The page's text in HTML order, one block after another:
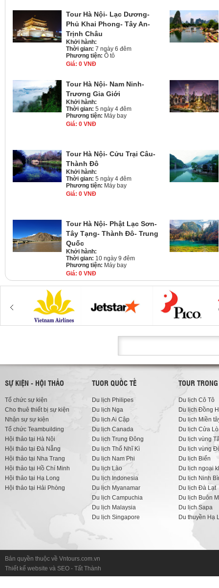
Tour Hà Nội- Lạc Dương-
Phủ Khai Phong- Tây An-
Trịnh Châu
Khởi hành:
Thời gian: 7 ngày 6 đêm
Phương tiện: Ô tô
Giá: 0 VNĐ
Tour Hà Nội- Nam Ninh-
Trương Gia Giới
Khởi hành:
Thời gian: 5 ngày 4 đêm
Phương tiện: Máy bay
Giá: 0 VNĐ
Tour Hà Nội- Cửu Trại Câu-
Thành Đô
Khởi hành:
Thời gian: 5 ngày 4 đêm
Phương tiện: Máy bay
Giá: 0 VNĐ
Tour Hà Nội- Phật Lạc Sơn-
Tây Tạng- Thành Đô- Trung
Quốc
Khởi hành:
Thời gian: 10 ngày 9 đêm
Phương tiện: Máy bay
Giá: 0 VNĐ
SỰ KIỆN - HỘI THẢO
Tổ chức sự kiện
Cho thuê thiết bị sự kiện
Nhận sự sự kiện
Tổ chức Teambuilding
Hội thảo tại Hà Nội
Hội thảo tại Đà Nẵng
Hội thảo tại Nha Trang
Hội thảo tại Hồ Chí Minh
Hội thảo tại Hạ Long
Hội thảo tại Hải Phòng
TUOR QUỐC TẾ
Du lịch Philipes
Du lịch Nga
Du lịch Ai Cập
Du lịch Canada
Du lịch Trung Đông
Du lịch Thổ Nhĩ Kì
Du lịch Nam Phi
Du lịch Lào
Du lịch Indonesia
Du lịch Myanamar
Du lịch Campuchia
Du lịch Malaysia
Du lịch Singapore
TOUR
Du lịch Cô Tô
Du lịch Đồng
Du lịch Miền
Du lịch Cửa Lò
Du lịch vùng
Du lịch vùng
Du lịch Biển
Du lịch ngoại
Du lịch Ninh
Du lịch Đà Lạt
Du lịch Buôn
Du lịch Sapa
Du thuyền Hạ
Bản quyền thuộc về Vntours.com.vn
Thiết kế website và SEO - Tất Thành